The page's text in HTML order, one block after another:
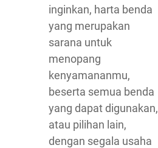
inginkan, harta benda
yang merupakan
sarana untuk
menopang
kenyamananmu,
beserta semua benda
yang dapat digunakan,
atau pilihan lain,
dengan segala usaha